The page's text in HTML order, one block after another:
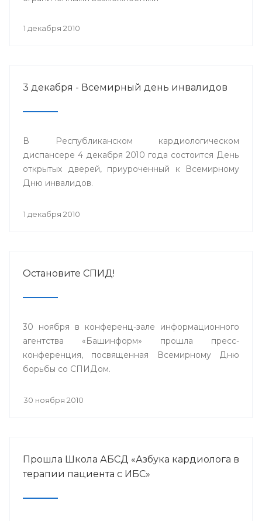
1 декабря 2010
3 декабря - Всемирный день инвалидов
В Республиканском кардиологическом
диспансере 4 декабря 2010 года состоится День
открытых дверей, приуроченный к Всемирному
Дню инвалидов.
1 декабря 2010
Остановите СПИД!
30 ноября в конференц-зале информационного
агентства «Башинформ» прошла пресс-
конференция, посвященная Всемирному Дню
борьбы со СПИДом.
30 ноября 2010
Прошла Школа АБСД «Азбука кардиолога в
терапии пациента с ИБС»